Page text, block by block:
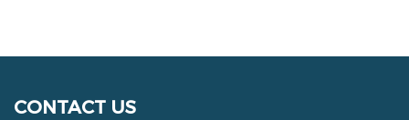
CONTACT US